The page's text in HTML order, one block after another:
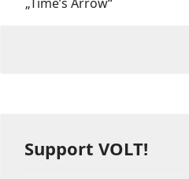
Support VOLT!